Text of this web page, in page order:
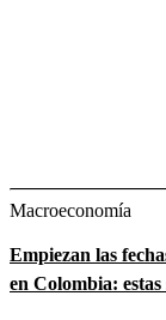
Macroeconomía
Empiezan las
en Colombia: